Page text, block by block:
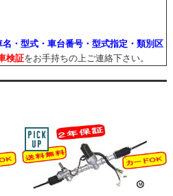
名・型式・車台番号・型式指定・類別区
検証をお手持ちの上ご連絡下さい。